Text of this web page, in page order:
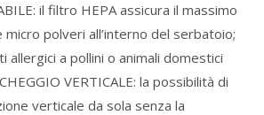
il filtro HEPA assicura il massimo
polveri all’interno del serbatoio;
allergici a pollini o animali domestici
VERTICALE: la possibilità di
verticale da sola senza la